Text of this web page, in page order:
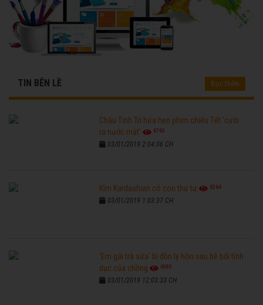
TIN BÊN LỀ Đọc thêm
Châu Tinh Trì hứa hẹn phim chiếu Tết 'cười
ra nước mắt'
6765
03/01/2019 2:04:06 CH
Kim Kardashian có con thứ tư 6264
03/01/2019 1:03:37 CH
'Em gái trà sữa' bị đồn ly hôn sau bê bối tình
dục của chồng
6585
03/01/2019 12:03:33 CH